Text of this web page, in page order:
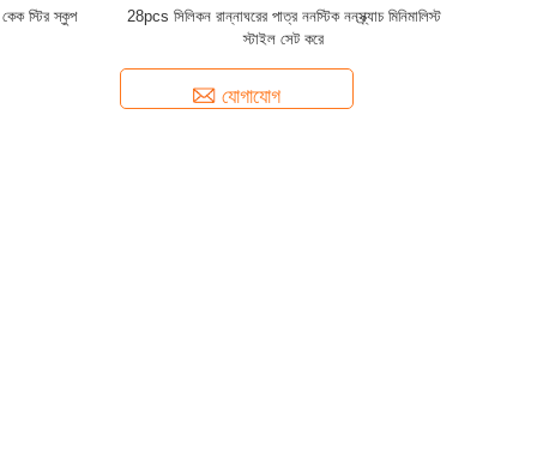
কেক স্টির স্কুপ
28pcs সিলিকন রান্নাঘরের পাত্র ননস্টিক ননস্ক্র্যাচ মিনিমালিস্ট
স্টাইল সেট করে
যোগাযোগ